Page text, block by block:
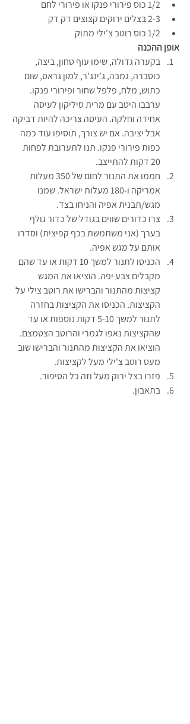
1/2 כוס פירורי פנקו או פירורי לחם
2-3 בצלים ירוקים קצוצים דק דק
1/2 כוס רוטב צ'ילי מתוק
אופן ההכנה
בקערה גדולה, שימו עוף טחון, ביצה,
כוסברה, גמבה, ג'ינג'ר, למון גראס, שום
כתוש, מלח, פלפל שחור ופירורי פנקו.
ערבבו היטב עם מרית סיליקון לעיסה
אחידה וחלקה. העיסה צריכה להיות דביקה
אבל יציבה. אם יש צורך, תוסיפו עוד כמה
כפות פירורי פנקו. תנו לתערובת לפחות
20 דקות להתייצב.
חממו את התנור לחום של 350 מעלות
אמריקה ו-180 מעלות ישראל. שמנו
מגש/תבנית אפיה והניחו בצד.
צרו כדורים שווים בגודל של כדור גולף
בערך (אני משתמשת בכף קפיצית) וסדרו
אותם על מגש אפיה.
הכניסו לתנור למשך 10 דקות או עד שהם
מקבלים צבע יפה. הוציאו את המגש
קציצות מהתנור והברישו את רוטב צילי על
הקציצות. הכניסו את הקציצות בחזרה
לתנור למשך 5-10 דקות נוספות או עד
שהקציצות נאפו לגמרי והרוטב הצטמצם.
הוציאו את הקציצות מהתנור והברישו שוב
מעט רוטב צ'ילי מעל לקציצות.
פזרו בצל ירוק מעל וזה כל הסיפור.
בתאבון.